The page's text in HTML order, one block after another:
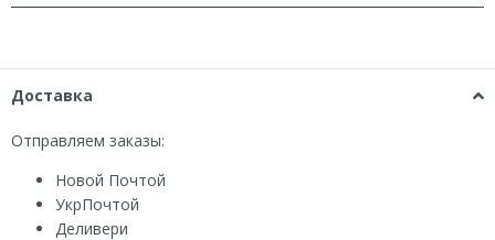
Доставка
Отправляем заказы:
Новой Почтой
УкрПочтой
Деливери